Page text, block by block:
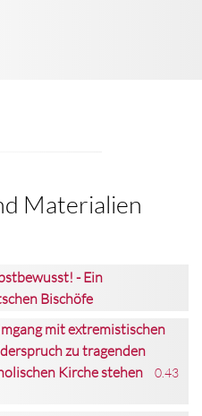
Materialien
- Ein
Bischöfe
mit extremistischen
zu tragenden
Kirche stehen
0.43